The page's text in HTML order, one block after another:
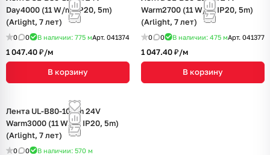
Day4000 (11 W/m, IP20, 5m)
(Arlight, 7 лет)
0 0 В наличии: 775 мАрт. 041374
1 047.40 ₽/м
В корзину
Warm2700 (11 W/m, IP20, 5m)
(Arlight, 7 лет)
0 0 В наличии: 475 мАрт. 041377
1 047.40 ₽/м
В корзину
Лента UL-B80-10mm 24V
Warm3000 (11 W/m, IP20, 5m)
(Arlight, 7 лет)
0 0 В наличии: 570 м